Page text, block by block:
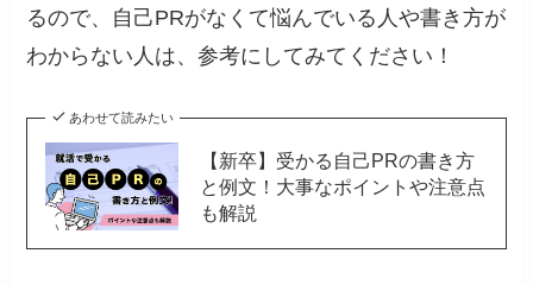
るので、自己PRがなくて悩んでいる人や書き方が
わからない人は、参考にしてみてください！
あわせて読みたい
【新卒】受かる自己PRの書き方
と例文！大事なポイントや注意点
も解説